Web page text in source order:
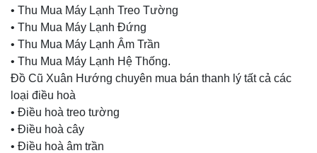
• Thu Mua Máy Lạnh Treo Tường
• Thu Mua Máy Lạnh Đứng
• Thu Mua Máy Lạnh Âm Trần
• Thu Mua Máy Lạnh Hệ Thống.
Đồ Cũ Xuân Hướng chuyên mua bán thanh lý tất cả các
loại điều hoà
• Điều hoà treo tường
• Điều hoà cây
• Điều hoà âm trần